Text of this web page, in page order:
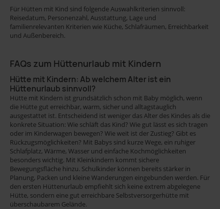
Für Hütten mit Kind sind folgende Auswahlkriterien sinnvoll:
Reisedatum, Personenzahl, Ausstattung, Lage und
familienrelevanten Kriterien wie Küche, Schlafräumen, Erreichbarkeit
und Außenbereich.
FAQs zum Hüttenurlaub mit Kindern
Hütte mit Kindern: Ab welchem Alter ist ein
Hüttenurlaub sinnvoll?
Hütte mit Kindern ist grundsätzlich schon mit Baby möglich, wenn
die Hütte gut erreichbar, warm, sicher und alltagstauglich
ausgestattet ist. Entscheidend ist weniger das Alter des Kindes als die
konkrete Situation: Wie schläft das Kind? Wie gut lässt es sich tragen
oder im Kinderwagen bewegen? Wie weit ist der Zustieg? Gibt es
Rückzugsmöglichkeiten? Mit Babys sind kurze Wege, ein ruhiger
Schlafplatz, Wärme, Wasser und einfache Kochmöglichkeiten
besonders wichtig. Mit Kleinkindern kommt sichere
Bewegungsfläche hinzu. Schulkinder können bereits stärker in
Planung, Packen und kleine Wanderungen eingebunden werden. Für
den ersten Hüttenurlaub empfiehlt sich keine extrem abgelegene
Hütte, sondern eine gut erreichbare Selbstversorgerhütte mit
überschaubarem Gelände.